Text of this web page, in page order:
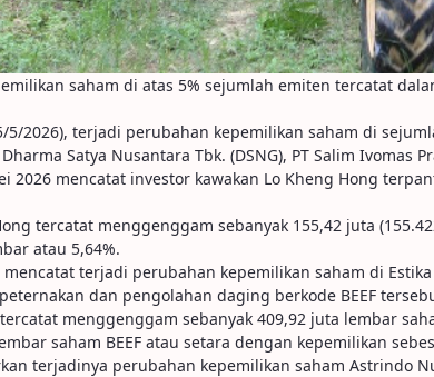
saham di atas 5% sejumlah emiten tercatat
5/2026), terjadi perubahan kepemilikan saham di
Satya Nusantara Tbk. (DSNG), PT Salim Ivomas
2026 mencatat investor kawakan Lo Kheng Hong
tercatat menggenggam sebanyak 155,42 juta
atau 5,64%.
mencatat terjadi perubahan kepemilikan saham di
dan pengolahan daging berkode BEEF
menggenggam sebanyak 409,92 juta lembar
saham BEEF atau setara dengan kepemilikan
terjadinya perubahan kepemilikan saham Astrindo